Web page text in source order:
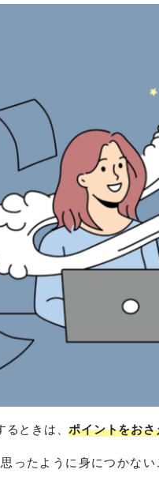
るときは、ポイントをお
ったように身につかな